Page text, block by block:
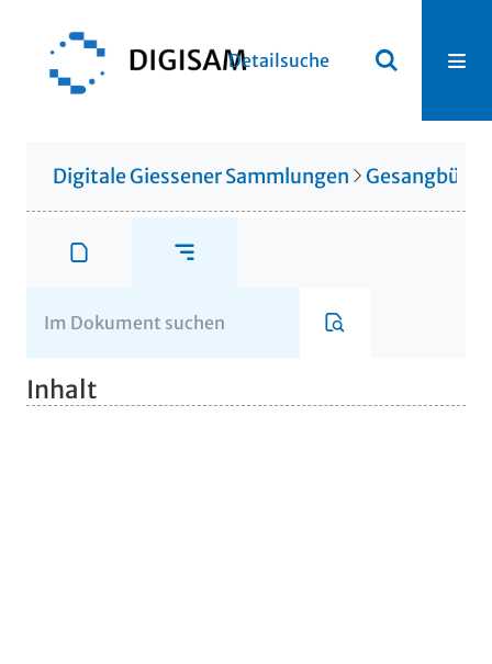
Detailsuche
Digitale Giessener Sammlungen
Inhalt